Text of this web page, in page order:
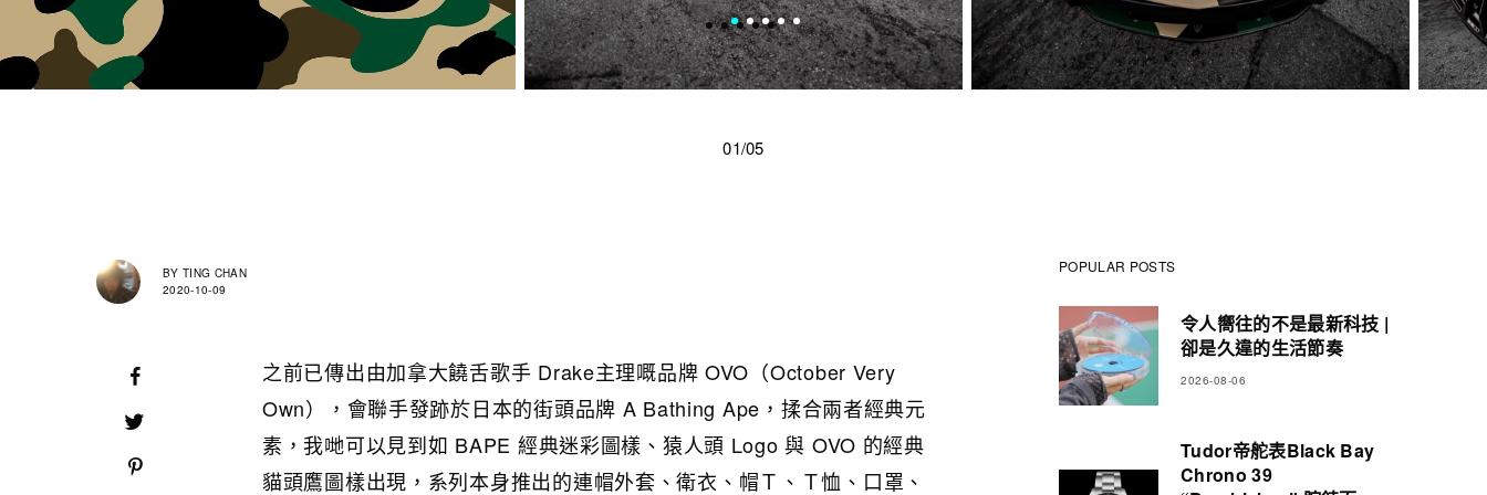
01/05
BY TING CHAN
2020-10-09
之前已傳出由加拿大饒舌歌手 Drake主理嘅品牌 OVO（October Very
Own），會聯手發跡於日本的街頭品牌 A Bathing Ape，揉合兩者經典元
素，我哋可以見到如 BAPE 經典迷彩圖樣、猿人頭 Logo 與 OVO 的經典
貓頭鷹圖樣出現，系列本身推出的連帽外套、衛衣、帽Ｔ、Ｔ恤、口罩、
POPULAR POSTS
令人嚮往的不是最新科技 |
卻是久違的生活節奏
2026-08-06
Tudor帝舵表Black Bay
Chrono 39